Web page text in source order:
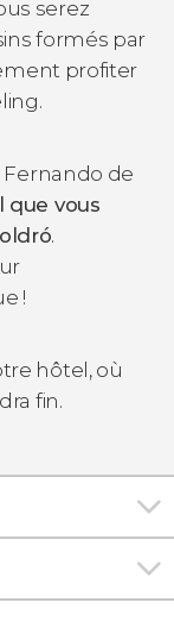
serez
formés par
profiter
Fernando de
que vous
.
!
hôtel, où
fin.